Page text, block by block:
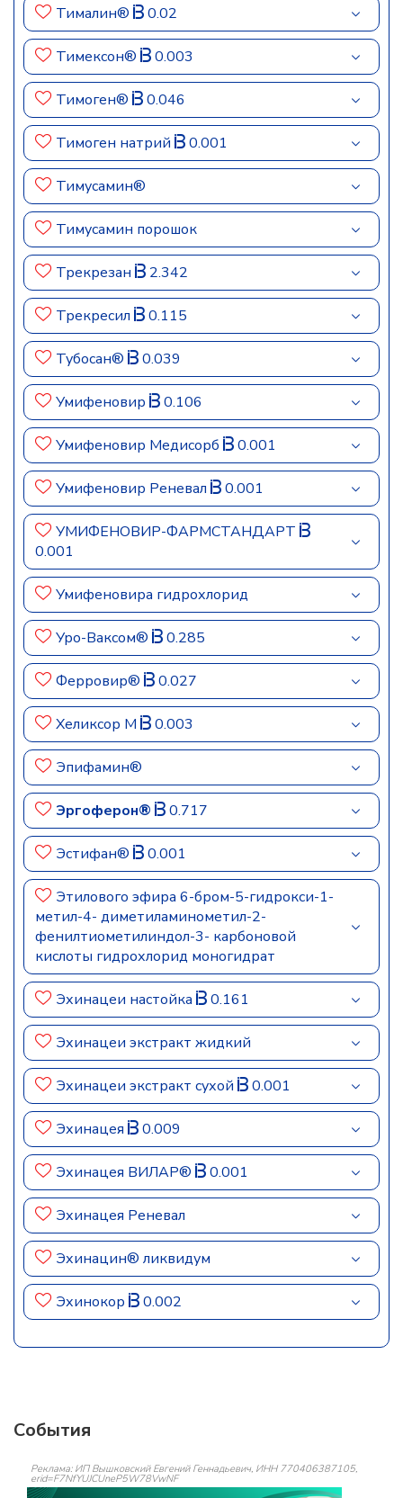
Тималин® 0.02
Тимексон® 0.003
Тимоген® 0.046
Тимоген натрий 0.001
Тимусамин®
Тимусамин порошок
Трекрезан 2.342
Трекресил 0.115
Тубосан® 0.039
Умифеновир 0.106
Умифеновир Медисорб 0.001
Умифеновир Реневал 0.001
УМИФЕНОВИР-ФАРМСТАНДАРТ
0.001
Умифеновира гидрохлорид
Уро-Ваксом® 0.285
Ферровир® 0.027
Хеликсор М 0.003
Эпифамин®
Эргоферон® 0.717
Эстифан® 0.001
Этилового эфира 6-бром-5-гидрокси-1-
метил-4- диметиламинометил-2-
фенилтиометилиндол-3- карбоновой
кислоты гидрохлорид моногидрат
Эхинацеи настойка 0.161
Эхинацеи экстракт жидкий
Эхинацеи экстракт сухой 0.001
Эхинацея 0.009
Эхинацея ВИЛАР® 0.001
Эхинацея Реневал
Эхинацин® ликвидум
Эхинокор 0.002
События
Реклама: ИП Вышковский Евгений Геннадьевич, ИНН 770406387105,
erid=F7NfYUJCUneP5W78VwNF